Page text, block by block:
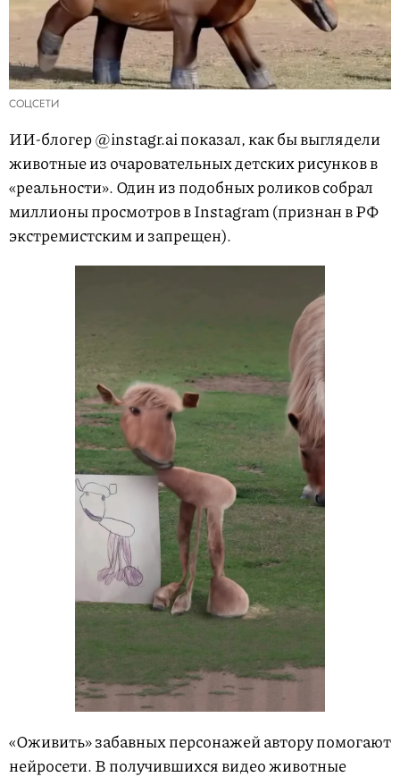
СОЦСЕТИ
ИИ-блогер @instagr.ai показал, как бы выглядели
животные из очаровательных детских рисунков в
«реальности». Один из подобных роликов собрал
миллионы просмотров в Instagram (признан в РФ
экстремистским и запрещен).
«Оживить» забавных персонажей автору помогают
нейросети. В получившихся видео животные